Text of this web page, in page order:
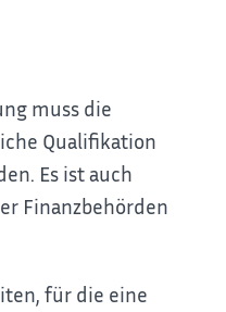
muss die
Qualifikation
Es ist auch
Finanzbehörden
für die eine